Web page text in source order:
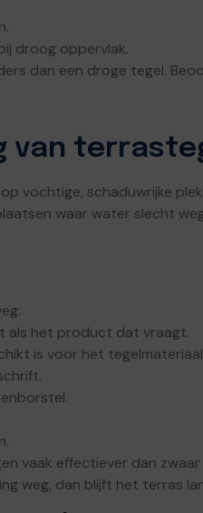
droog oppervlak.
dan een droge tegel.
van
vochtige, schaduwrijke
waar water slecht
als het product dat vraagt.
is voor het
vaak effectiever dan
weg, dan blijft het terras